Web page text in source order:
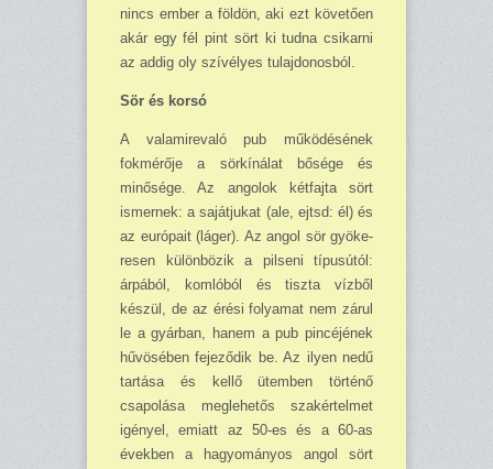
nincs ember a földön, aki ezt követően
akár egy fél pint sört ki tudna csikarni
az addig oly szívélyes tulajdonosból.
Sör és korsó
A valamirevaló pub működésének
fokmérője a sörkínálat bősége és
minősége. Az angolok kétfajta sört
ismernek: a sajátjukat (ale, ejtsd: él) és
az európait (láger). Az angol sör gyö­ke­
resen különbözik a pilseni típusútól:
árpából, komlóból és tiszta vízből
készül, de az érési folya­mat nem zárul
le a gyárban, hanem a pub pincéjének
hűvösében fejeződik be. Az ilyen nedű
tartása és kellő ütemben történő
csapolása meglehetős szakértelmet
igényel, emiatt az 50-es és a 60-as
években a hagyományos angol sört